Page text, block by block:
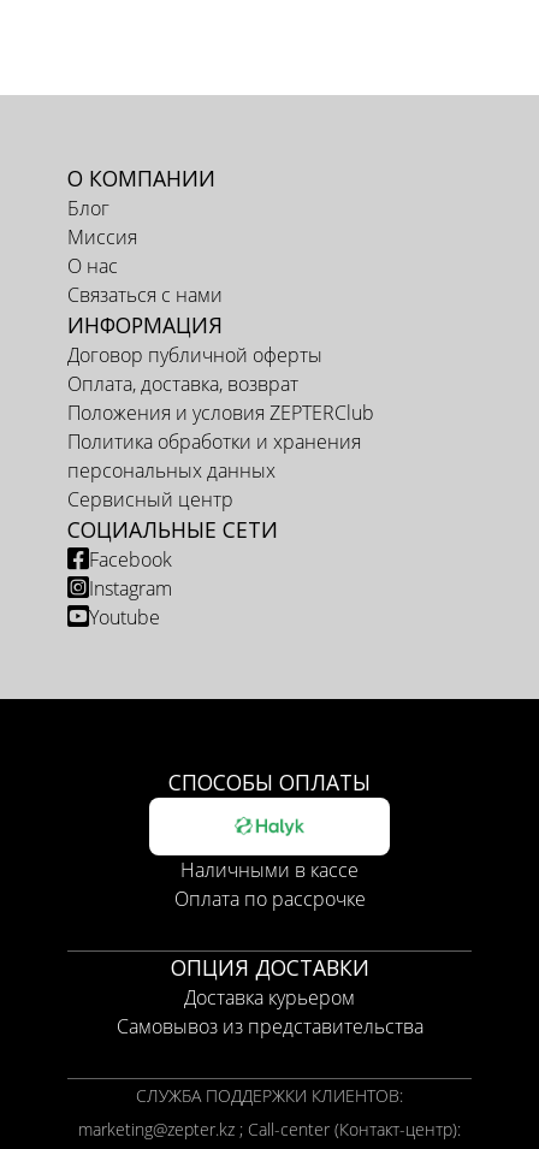
О КОМПАНИИ
Блог
Миссия
О нас
Связаться с нами
ИНФОРМАЦИЯ
Договор публичной оферты
Оплата, доставка, возврат
Положения и условия ZEPTERClub
Политика обработки и хранения
персональных данных
Сервисный центр
СОЦИАЛЬНЫЕ СЕТИ
Facebook
Instagram
Youtube
СПОСОБЫ ОПЛАТЫ
Наличными в кассе
Оплата по рассрочке
ОПЦИЯ ДОСТАВКИ
Доставка курьером
Самовывоз из представительства
СЛУЖБА ПОДДЕРЖКИ КЛИЕНТОВ:
marketing@zepter.kz ; Call-center (Контакт-центр):